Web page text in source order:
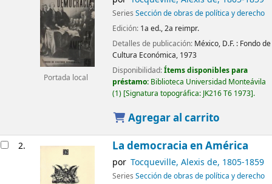
Portada local
Series Sección de obras de política y derecho
Edición: 1a ed., 2a reimpr.
Detalles de publicación: México, D.F. : Fondo de
Cultura Económica, 1973
Disponibilidad:Ítems disponibles para
préstamo: Biblioteca Universidad Monteávila
(1) Signatura topográfica: JK216 T6 1973 .
Agregar al carrito
2. La democracia en América
por Tocqueville, Alexis de, 1805-1859
Series Sección de obras de política y derecho